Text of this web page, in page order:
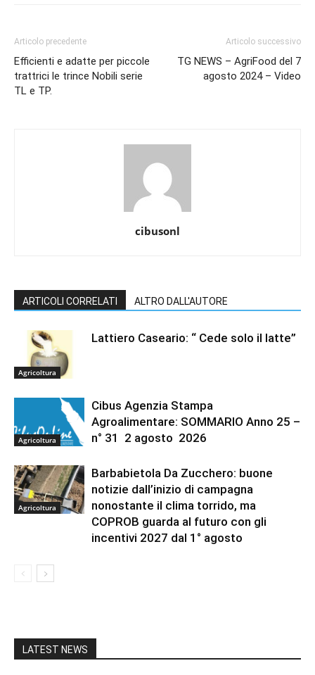
Articolo precedente
Efficienti e adatte per piccole
trattrici le trince Nobili serie
TL e TP.
Articolo successivo
TG NEWS – AgriFood del 7
agosto 2024 – Video
cibusonl
ARTICOLI CORRELATI ALTRO DALL'AUTORE
Agricoltura
Lattiero Caseario: “ Cede solo il latte”
Agricoltura
Cibus Agenzia Stampa
Agroalimentare: SOMMARIO Anno 25 –
n° 31 2 agosto 2026
Agricoltura
Barbabietola Da Zucchero: buone
notizie dall’inizio di campagna
nonostante il clima torrido, ma
COPROB guarda al futuro con gli
incentivi 2027 dal 1° agosto
LATEST NEWS